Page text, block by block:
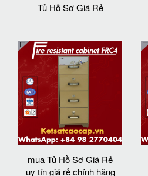
Tủ Hồ Sơ Giá Rẻ
mua Tủ Hồ Sơ Giá Rẻ
uy tín giá rẻ chính hãng